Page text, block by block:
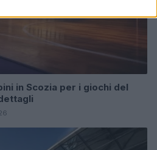
in Scozia per i giochi del